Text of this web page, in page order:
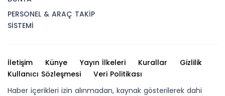
PERSONEL & ARAÇ TAKİP
SİSTEMİ
İletişim Künye Yayın İlkeleri Kurallar
Gizlilik
Kullanıcı Sözleşmesi
Veri Politikası
Haber içerikleri izin alınmadan, kaynak gösterilerek dahi